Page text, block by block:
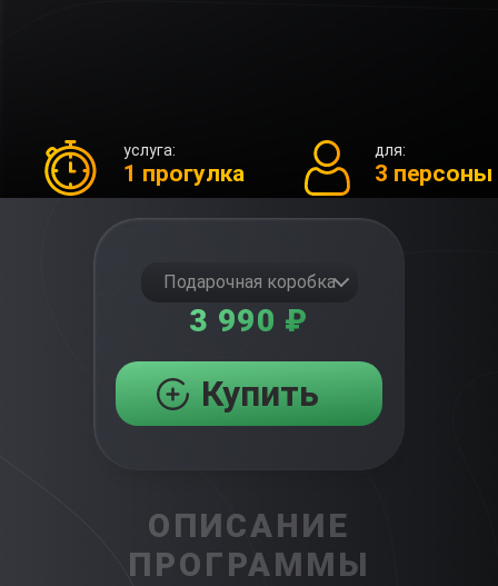
услуга:
1 прогулка
для:
3 персоны
Подарочная коробка
3 990 ₽
Купить
ОПИСАНИЕ
ПРОГРАММЫ